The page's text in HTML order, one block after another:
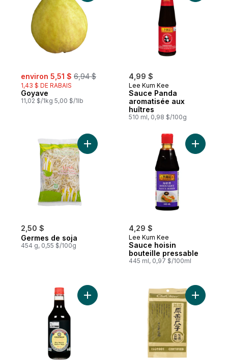
sale:
environ 5,51 $ , formerly:
6,94 $
1,43 $ DE RABAIS
Goyave
11,02 $/1kg 5,00 $/1lb
4,99 $
Lee Kum Kee
Sauce Panda
aromatisée aux
huîtres
510 ml, 0,98 $/100g
2,50 $
Germes de soja
454 g, 0,55 $/100g
Ajouter Germes de soja au panier
4,29 $
Lee Kum Kee
Sauce hoisin
bouteille pressable
445 ml, 0,97 $/100ml
Ajouter
Ajouter Sauce soya au panier Ajouter